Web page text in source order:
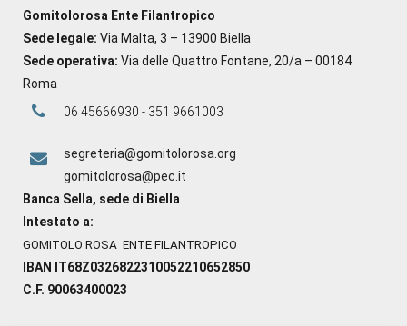
Gomitolorosa Ente Filantropico
Sede legale: Via Malta, 3 – 13900 Biella
Sede operativa: Via delle Quattro Fontane, 20/a – 00184
Roma
06 45666930 - 351 9661003
segreteria@gomitolorosa.org
gomitolorosa@pec.it
Banca Sella, sede di Biella
Intestato a:
GOMITOLO ROSA ENTE FILANTROPICO
IBAN IT68Z0326822310052210652850
C.F. 90063400023